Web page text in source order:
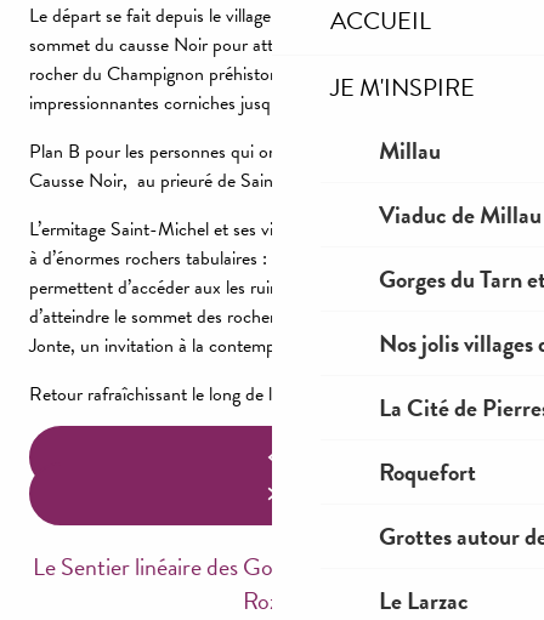
ACCUEIL
JE M'INSPIRE
Millau
Viaduc de Millau
Gorges du Tarn
Nos jolis villages
La Cité de
Roquefort
Grottes autour
Le Larzac
Le départ se fait depuis le village de Peyreleau, hissez-vous au
sommet du causse Noir pour atteindre les antennes et le fameux
rocher du Champignon préhistorique. Longez ensuite les
impressionnantes corniches jusqu’à l’Ermitage St Michel.
Plan B pour les personnes qui ont le vertige : accès par le
Causse Noir, au prieuré de Saint-Jean-des-Balmes.
L’ermitage Saint-Michel et ses vieux pans de murs suspendus
à d’énormes rochers tabulaires : des échelles en fer vous
permettent d’accéder aux les ruines avec précaution, et
d’atteindre le sommet des rochers. Dominez les gorges de la
Jonte, un invitation à la contemplation !
Retour rafraîchissant le long de la rivière Jonte.
Le Sentier linéaire des Gorges du Tarn, de Florac au
Rozier